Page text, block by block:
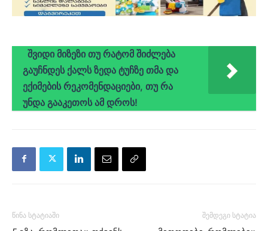
შვიდი მიზეზი თუ რატომ შიძლება
გაუჩნდეს ქალს ზედა ტუჩზე თმა და
ექიმების რეკომენდაციები, თუ რა
უნდა გააკეთოს ამ დროს!
წინა სტატიაში შემდეგი სტატია